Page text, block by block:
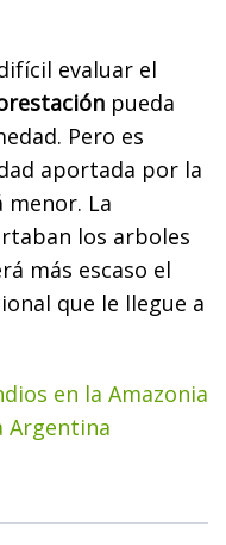
evaluar el
pueda
Pero es
aportada por la
menor. La
los arboles
más escaso el
que le llegue a
en la Amazonia
Argentina